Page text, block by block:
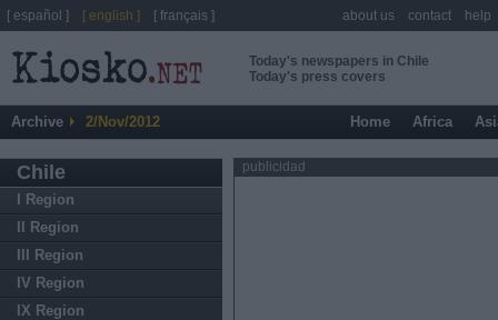
Today's newspapers in Chile
Today's press covers
Archive 2/Nov/2012 Home Africa
Chile
I Region
II Region
III Region
IV Region
IX Region
publicidad
[ español ] [ english ] [ français ] about us contact help